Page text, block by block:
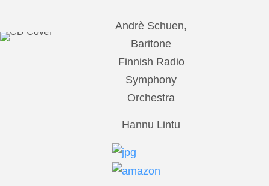
Andrè Schuen,
Baritone
Finnish Radio
Symphony
Orchestra
Hannu Lintu